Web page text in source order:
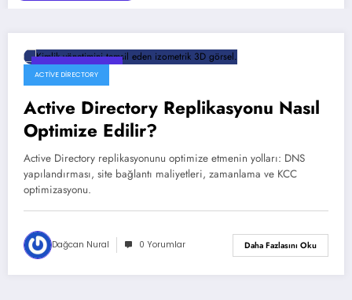
26 Haziran 2026
ACTIVE DIRECTORY
Active Directory Replikasyonu Nasıl
Optimize Edilir?
Active Directory replikasyonunu optimize etmenin yolları: DNS
yapılandırması, site bağlantı maliyetleri, zamanlama ve KCC
optimizasyonu.
Dağcan Nural 0 Yorumlar Daha Fazlasını Oku